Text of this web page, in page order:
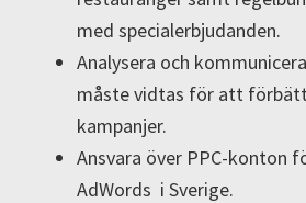
med specialerbjudanden.
Analysera och
måste vidtas för att
kampanjer.
Ansvara över PPC-konton
AdWords i Sverige.